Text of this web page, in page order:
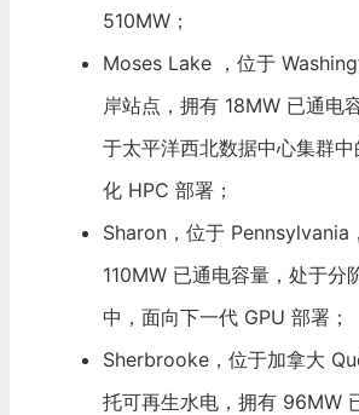
510MW；
Moses Lake ，位于
岸站点，拥有 18MW 已通电
于太平洋西北数据中心集群
化 HPC 部署；
Sharon，位于 Pennsylvania
110MW 已通电容量，处于分
中，面向下一代 GPU 部署；
Sherbrooke，位于加拿大
托可再生水电，拥有 96MW